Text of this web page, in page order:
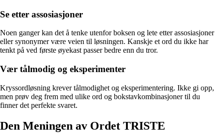
Se etter assosiasjoner
Noen ganger kan det å tenke utenfor boksen og lete etter assosiasjoner
eller synonymer være veien til løsningen. Kanskje et ord du ikke har
tenkt på ved første øyekast passer bedre enn du tror.
Vær tålmodig og eksperimenter
Kryssordløsning krever tålmodighet og eksperimentering. Ikke gi opp,
men prøv deg frem med ulike ord og bokstavkombinasjoner til du
finner det perfekte svaret.
Den Meningen av Ordet TRISTE